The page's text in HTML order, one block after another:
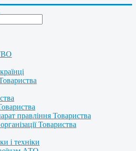
правління Товариства
Товариства
і техніки